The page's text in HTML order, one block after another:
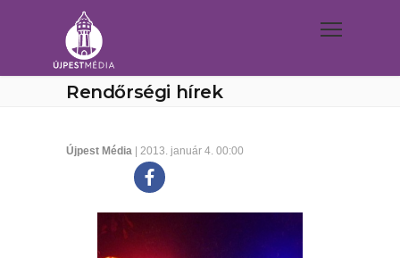
Rendőrségi hírek
Újpest Média | 2013. január 4. 00:00